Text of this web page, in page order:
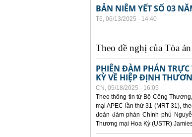
BẢN NIÊM YẾT SỐ 03
T6, 06/13/2025 - 14:40
Theo đề nghị của Tòa
PHIÊN ĐÀM PHÁN
KỲ VỀ HIỆP ĐỊNH
CN, 05/18/2025 - 16:05
Theo thông tin từ Bộ Công
mại APEC lần thứ 31 (MRT 31),
đoàn đàm phán Chính phủ
Thương mại Hoa Kỳ (USTR)